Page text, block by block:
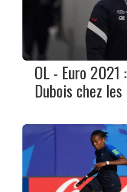
OL - Euro 2021
Dubois chez